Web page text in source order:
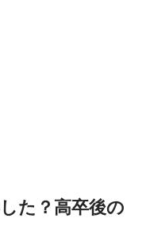
た？高卒後の